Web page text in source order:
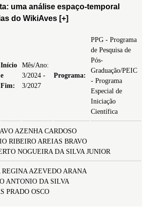
uma análise espaço-temporal
do WikiAves [+]
Início
e
Fim:
Mês/Ano:
3/2024 -
3/2027
Programa:
PPG - Programa
de Pesquisa de
Pós-
Graduação/PEIC
- Programa
Especial de
Iniciação
Científica
AZENHA CARDOSO
RIBEIRO AREIAS BRAVO
NOGUEIRA DA SILVA JUNIOR
AZEVEDO ARANA
ANTONIO DA SILVA
PRADO OSCO